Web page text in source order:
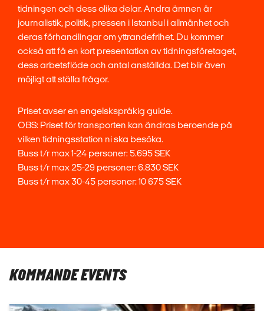
tidningen och dess olika delar. Andra ämnen är
journalistik, politik, pressen i Istanbul i allmänhet och
deras förhandlingar om yttrandefrihet. Du kommer
också att få en kort presentation av tidningsföretaget,
dess arbetsflöde och antal anställda. Det blir även
möjligt att ställa frågor.
Priset avser en engelskspråkig guide.
OBS: Priset för transporten kan ändras beroende på
vilken tidningsstation ni ska besöka.
Buss t/r max 1-24 personer: 5.695 SEK
Buss t/r max 25-29 personer: 6.830 SEK
Buss t/r max 30-45 personer: 10 675 SEK
KOMMANDE EVENTS